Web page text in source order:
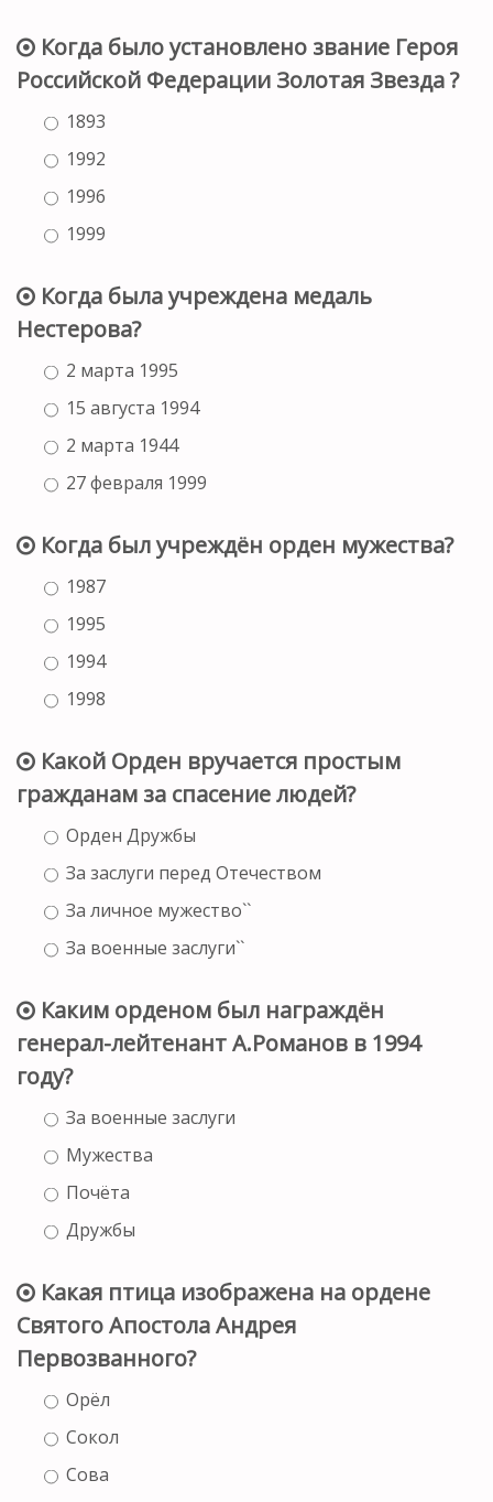
Когда было установлено звание Героя
Российской Федерации Золотая Звезда ?
1893
1992
1996
1999
Когда была учреждена медаль
Нестерова?
2 марта 1995
15 августа 1994
2 марта 1944
27 февраля 1999
Когда был учреждён орден мужества?
1987
1995
1994
1998
Какой Орден вручается простым
гражданам за спасение людей?
Орден Дружбы
За заслуги перед Отечеством
За личное мужество``
За военные заслуги``
Каким орденом был награждён
генерал-лейтенант А.Романов в 1994
году?
За военные заслуги
Мужества
Почёта
Дружбы
Какая птица изображена на ордене
Святого Апостола Андрея
Первозванного?
Орёл
Сокол
Сова